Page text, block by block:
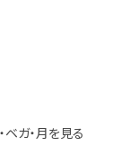
ガ・月を見る